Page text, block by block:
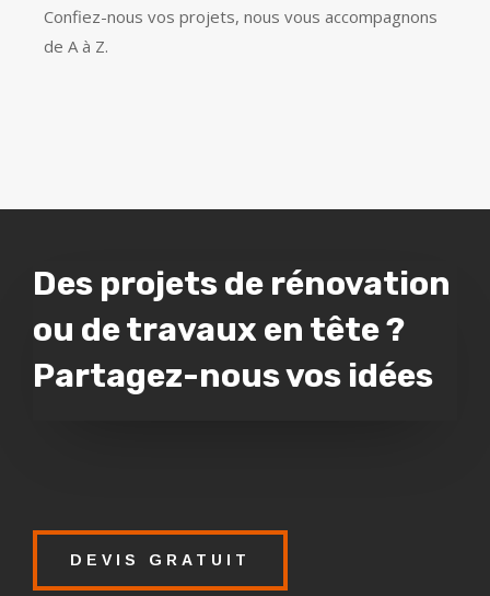
Confiez-nous vos projets, nous vous accompagnons
de A à Z.
Des projets de rénovation
ou de travaux en tête ?
Partagez-nous vos idées
DEVIS GRATUIT